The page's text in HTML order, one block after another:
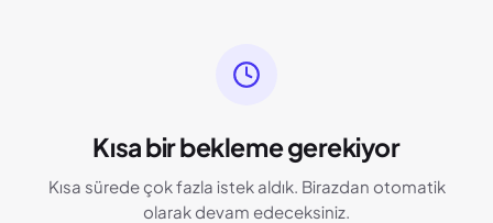
Kısa bir bekleme gerekiyor
Kısa sürede çok fazla istek aldık. Birazdan otomatik
olarak devam edeceksiniz.